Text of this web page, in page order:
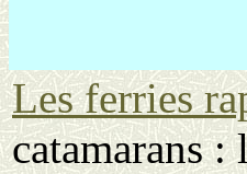
Les ferries
catamarans